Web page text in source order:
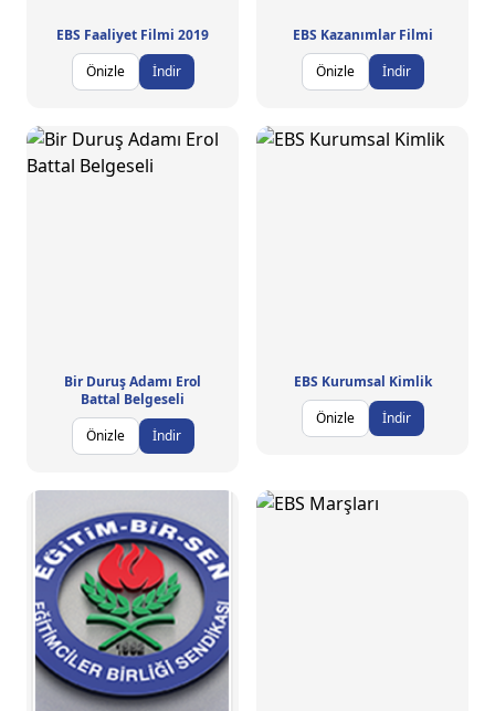
EBS Faaliyet Filmi 2019
Önizle
İndir
EBS Kazanımlar Filmi
Önizle
İndir
Bir Duruş Adamı Erol
Battal Belgeseli
Önizle
İndir
EBS Kurumsal Kimlik
Önizle
İndir